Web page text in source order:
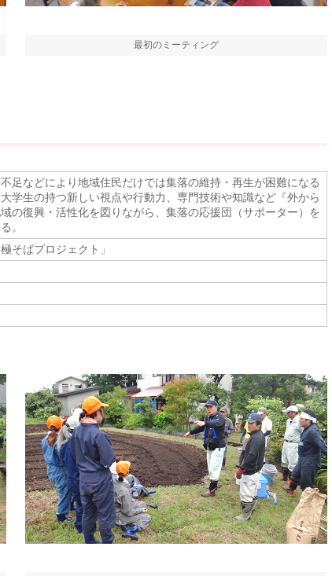
最初のミーティング
足などにより地域住民だけでは集落の維持・再生が困難になる
学生の持つ新しい視点や行動力、専門技術や知識など『外から
の復興・活性化を図りながら、集落の応援団（サポーター）を
。
そばプロジェクト」